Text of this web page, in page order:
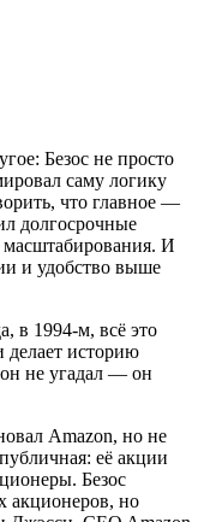
Безос не просто
саму логику
что главное —
долгосрочные
масштабирования. И
и удобство выше
в 1994-м, всё это
делает историю
не угадал — он
Amazon, но не
её акции
Безос
акционеров, но